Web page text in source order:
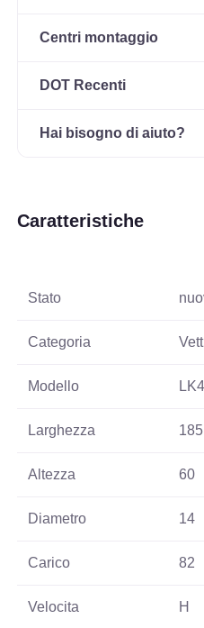
Centri montaggio
DOT Recenti
Hai bisogno di aiuto?
Caratteristiche
Stato
Categoria
Modello
Larghezza 185
Altezza 60
Diametro 14
Carico 82
Velocita H